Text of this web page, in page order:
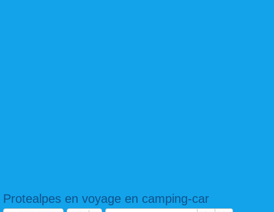
Protealpes en voyage en camping-car